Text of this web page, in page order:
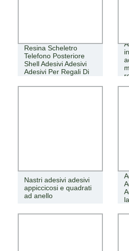
Resina Scheletro
Telefono Posteriore
Shell Adesivi Adesivi
Adesivi Per Regali Di
Nastri adesivi adesivi
appiccicosi e quadrati
ad anello